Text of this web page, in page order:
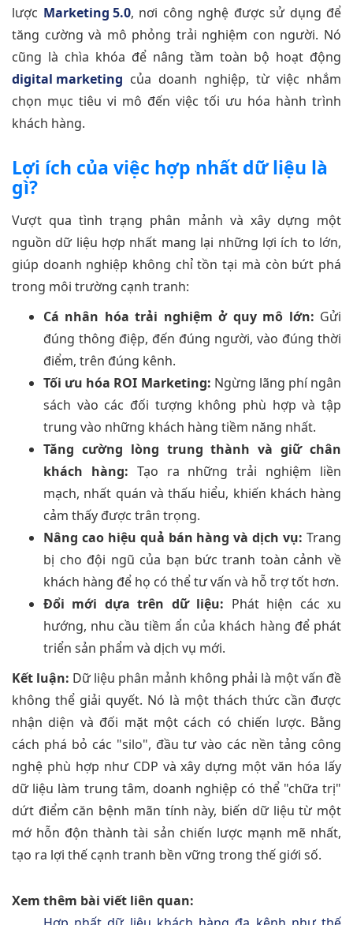
lược Marketing 5.0, nơi công nghệ được sử dụng để
tăng cường và mô phỏng trải nghiệm con người. Nó
cũng là chìa khóa để nâng tầm toàn bộ hoạt động
digital marketing của doanh nghiệp, từ việc nhắm
chọn mục tiêu vi mô đến việc tối ưu hóa hành trình
khách hàng.
Lợi ích của việc hợp nhất dữ liệu là
gì?
Vượt qua tình trạng phân mảnh và xây dựng một
nguồn dữ liệu hợp nhất mang lại những lợi ích to lớn,
giúp doanh nghiệp không chỉ tồn tại mà còn bứt phá
trong môi trường cạnh tranh:
Cá nhân hóa trải nghiệm ở quy mô lớn: Gửi
đúng thông điệp, đến đúng người, vào đúng thời
điểm, trên đúng kênh.
Tối ưu hóa ROI Marketing: Ngừng lãng phí ngân
sách vào các đối tượng không phù hợp và tập
trung vào những khách hàng tiềm năng nhất.
Tăng cường lòng trung thành và giữ chân
khách hàng: Tạo ra những trải nghiệm liền
mạch, nhất quán và thấu hiểu, khiến khách hàng
cảm thấy được trân trọng.
Nâng cao hiệu quả bán hàng và dịch vụ: Trang
bị cho đội ngũ của bạn bức tranh toàn cảnh về
khách hàng để họ có thể tư vấn và hỗ trợ tốt hơn.
Đổi mới dựa trên dữ liệu: Phát hiện các xu
hướng, nhu cầu tiềm ẩn của khách hàng để phát
triển sản phẩm và dịch vụ mới.
Kết luận: Dữ liệu phân mảnh không phải là một vấn đề
không thể giải quyết. Nó là một thách thức cần được
nhận diện và đối mặt một cách có chiến lược. Bằng
cách phá bỏ các "silo", đầu tư vào các nền tảng công
nghệ phù hợp như CDP và xây dựng một văn hóa lấy
dữ liệu làm trung tâm, doanh nghiệp có thể "chữa trị"
dứt điểm căn bệnh mãn tính này, biến dữ liệu từ một
mớ hỗn độn thành tài sản chiến lược mạnh mẽ nhất,
tạo ra lợi thế cạnh tranh bền vững trong thế giới số.
Xem thêm bài viết liên quan: